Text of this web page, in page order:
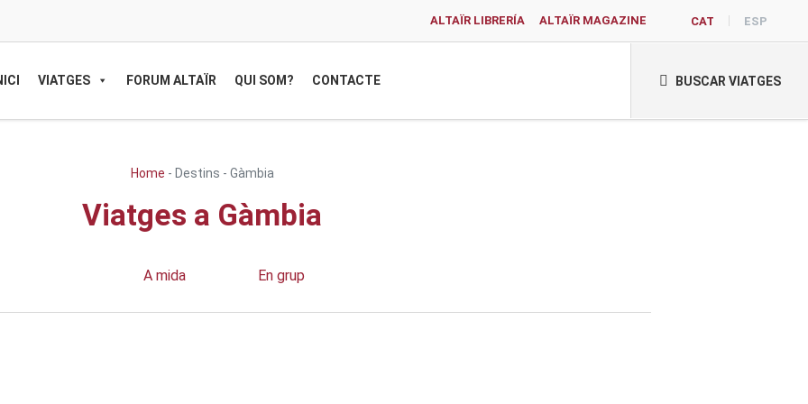
ALTAÏR LIBRERÍA ALTAÏR MAGAZINE CAT ESP
VIATGES FORUM ALTAÏR QUI SOM? CONTACTE BUSCAR VIATGES
Home - Destins - Gàmbia
Viatges a Gàmbia
A mida En grup